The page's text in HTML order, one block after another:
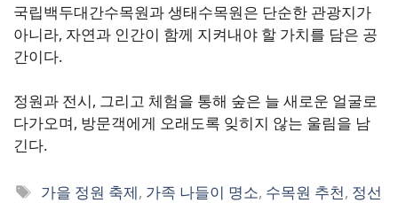
국립백두대간수목원과 생태수목원은 단순한 관광지가
아니라, 자연과 인간이 함께 지켜내야 할 가치를 담은 공
간이다.
정원과 전시, 그리고 체험을 통해 숲은 늘 새로운 얼굴로
다가오며, 방문객에게 오래도록 잊히지 않는 울림을 남
긴다.
태
가을 정원 축제, 가족 나들이 명소, 수목원 추천, 정선